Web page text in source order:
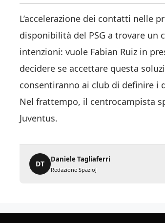
L’accelerazione dei contatti nelle
disponibilità del PSG a trovare un
intenzioni: vuole Fabian Ruiz in
decidere se accettare questa
consentiranno ai club di definire i
Nel frattempo, il centrocampista
Juventus.
DT
Daniele Tagliaferri
Redazione SpazioJ